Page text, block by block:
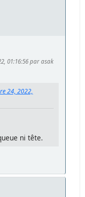
01:16:56 par asak
24, 2022,
ni tête.